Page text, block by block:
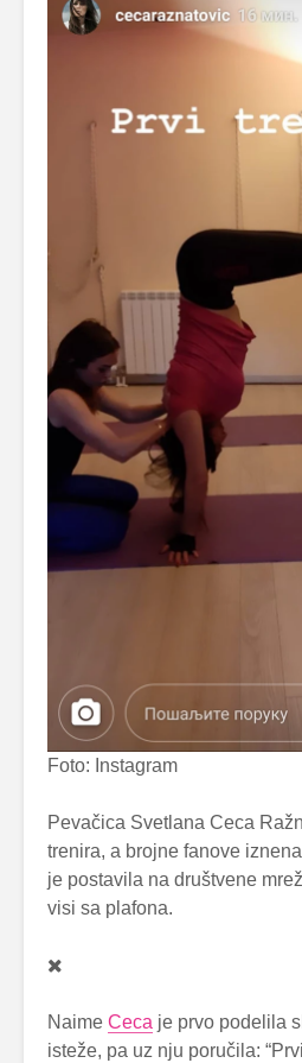
Foto: Instagram
Pevačica Svetlana Ceca
trenira, a brojne fanove
je postavila na društvene
visi sa plafona.
Naime Ceca je prvo podelila
isteže, pa uz nju poručila: